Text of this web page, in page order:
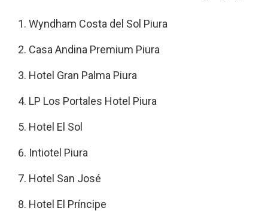
Wyndham Costa del Sol Piura
Casa Andina Premium Piura
Hotel Gran Palma Piura
LP Los Portales Hotel Piura
Hotel El Sol
Intiotel Piura
Hotel San José
Hotel El Príncipe